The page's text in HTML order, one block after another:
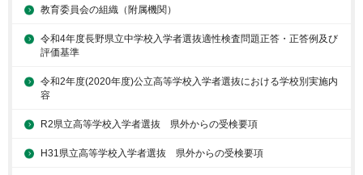
教育委員会の組織（附属機関）
令和4年度長野県立中学校入学者選抜適性検査問題正答・正答例及び
評価基準
令和2年度(2020年度)公立高等学校入学者選抜における学校別実施内
容
R2県立高等学校入学者選抜 県外からの受検要項
H31県立高等学校入学者選抜 県外からの受検要項